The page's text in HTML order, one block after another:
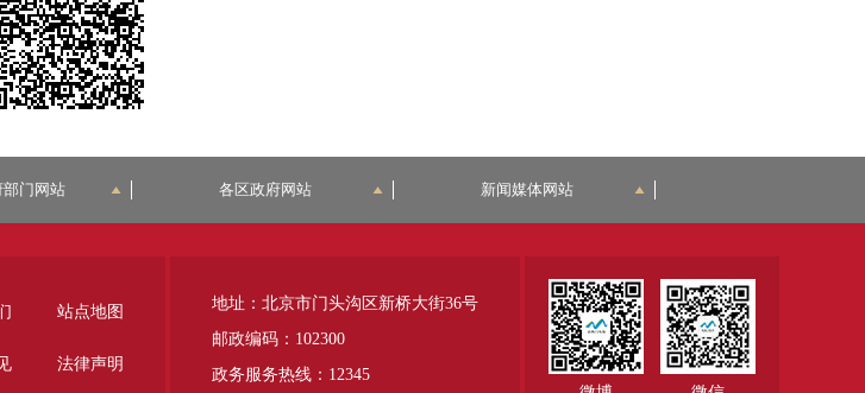
门网站 各区政府网站 新闻媒体网站
地址：北京市门头沟区新桥大街36号
邮政编码：102300
政务服务热线：12345
站点地图
法律声明